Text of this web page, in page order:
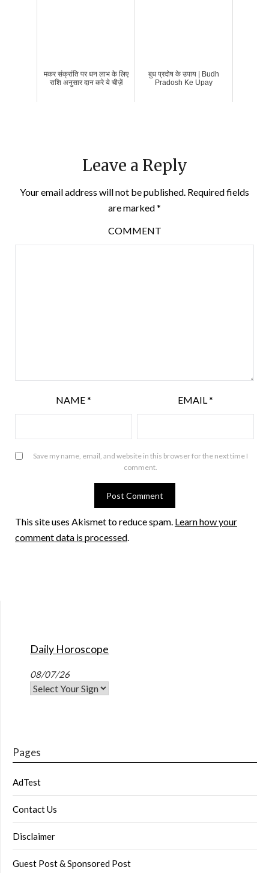
मकर संक्रांति पर धन लाभ के लिए
राशि अनुसार दान करे ये चीज़ें
बुध प्रदोष के उपाय | Budh
Pradosh Ke Upay
Leave a Reply
Your email address will not be published. Required fields
are marked*
COMMENT
NAME* EMAIL*
Save my name, email, and website in this browser for the next time I
comment.
This site uses Akismet to reduce spam. Learn how your
comment data is processed.
Daily Horoscope
08/07/26
Pages
AdTest
Contact Us
Disclaimer
Guest Post & Sponsored Post